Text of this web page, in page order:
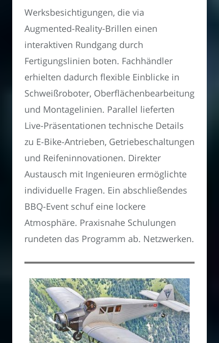
Werksbesichtigungen, die via
Augmented-Reality-Brillen einen
interaktiven Rundgang durch
Fertigungslinien boten. Fachhändler
erhielten dadurch flexible Einblicke in
Schweißroboter, Oberflächenbearbeitung
und Montagelinien. Parallel lieferten
Live-Präsentationen technische Details
zu E-Bike-Antrieben, Getriebeschaltungen
und Reifeninnovationen. Direkter
Austausch mit Ingenieuren ermöglichte
individuelle Fragen. Ein abschließendes
BBQ-Event schuf eine lockere
Atmosphäre. Praxisnahe Schulungen
rundeten das Programm ab. Netzwerken.